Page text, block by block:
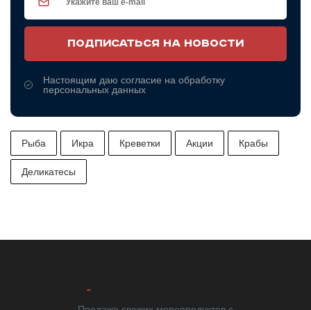
ПОДПИСАТЬСЯ НА НОВОСТИ
Настоящим даю согласие на обработку
персональных данных
Рыба Икра Креветки Акции Крабы
Деликатесы